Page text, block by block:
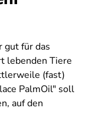
gut für das
lebenden Tiere
(fast)
PalmOil" soll
auf den